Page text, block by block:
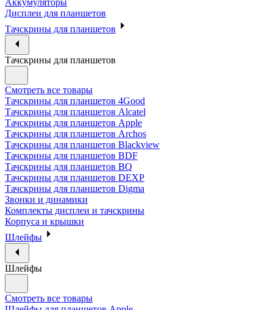
Аккумуляторы
Дисплеи для планшетов
Тачскрины для планшетов
Тачскрины для планшетов
Смотреть все товары
Тачскрины для планшетов 4Good
Тачскрины для планшетов Alcatel
Тачскрины для планшетов Apple
Тачскрины для планшетов Archos
Тачскрины для планшетов Blackview
Тачскрины для планшетов BDF
Тачскрины для планшетов BQ
Тачскрины для планшетов DEXP
Тачскрины для планшетов Digma
Звонки и динамики
Комплекты дисплеи и тачскрины
Корпуса и крышки
Шлейфы
Шлейфы
Смотреть все товары